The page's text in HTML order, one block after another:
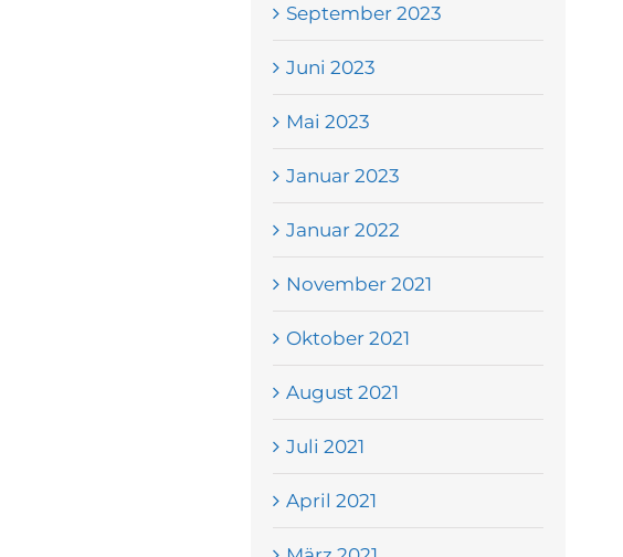
September 2023
Juni 2023
Mai 2023
Januar 2023
Januar 2022
November 2021
Oktober 2021
August 2021
Juli 2021
April 2021